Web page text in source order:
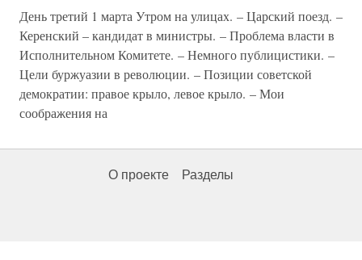
День третий 1 марта Утром на улицах. – Царский поезд. –
Керенский – кандидат в министры. – Проблема власти в
Исполнительном Комитете. – Немного публицистики. –
Цели буржуазии в революции. – Позиции советской
демократии: правое крыло, левое крыло. – Мои
соображения на
О проекте Разделы